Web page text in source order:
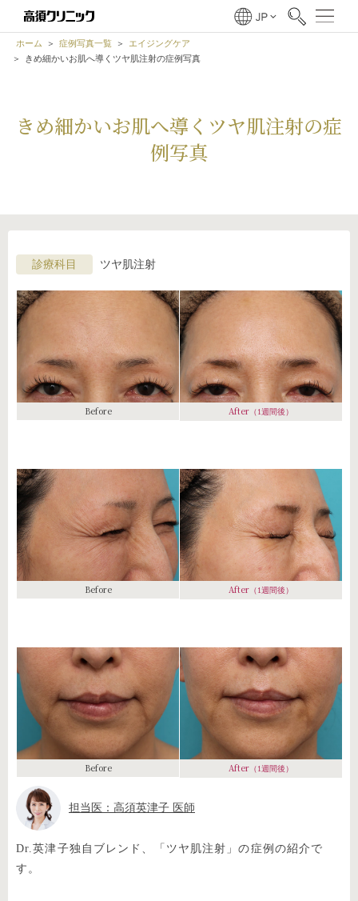
ホーム 症例写真一覧
エイジングケア
きめ細かいお肌へ導くツヤ肌注射の症例写真
きめ細かいお肌へ導くツヤ肌注射の症
例写真
診療科目 ツヤ肌注射
Before After （1週間後）
Before After （1週間後）
Before After （1週間後）
担当医：高須英津子 医師
Dr.英津子独自ブレンド、「ツヤ肌注射」の症例の紹介で
す。